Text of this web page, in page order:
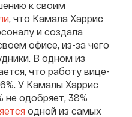
к своим
, что Камала Харрис
и создала
офисе, из-за чего
В одном из
что работу вице-
У Камалы Харрис
не одобряет, 38%
одной из самых